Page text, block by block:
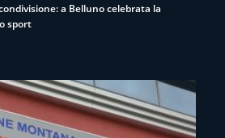
a Belluno celebrata la
sport